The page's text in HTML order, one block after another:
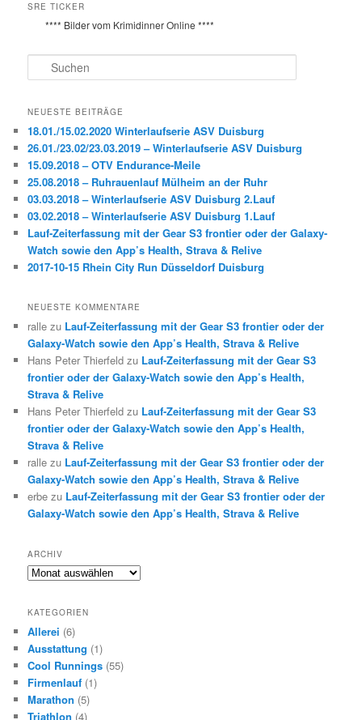
SRE TICKER
**** Bilder vom Krimidinner Online ****
u
h
n
NEUESTE BEITRÄGE
18.01./15.02.2020 Winterlaufserie ASV Duisburg
26.01./23.02/23.03.2019 – Winterlaufserie ASV Duisburg
15.09.2018 – OTV Endurance-Meile
25.08.2018 – Ruhrauenlauf Mülheim an der Ruhr
03.03.2018 – Winterlaufserie ASV Duisburg 2.Lauf
03.02.2018 – Winterlaufserie ASV Duisburg 1.Lauf
Lauf-Zeiterfassung mit der Gear S3 frontier oder der Galaxy-
Watch sowie den App’s Health, Strava & Relive
2017-10-15 Rhein City Run Düsseldorf Duisburg
NEUESTE KOMMENTARE
ralle zu Lauf-Zeiterfassung mit der Gear S3 frontier oder der
Galaxy-Watch sowie den App’s Health, Strava & Relive
Hans Peter Thierfeld zu Lauf-Zeiterfassung mit der Gear S3
frontier oder der Galaxy-Watch sowie den App’s Health,
Strava & Relive
Hans Peter Thierfeld zu Lauf-Zeiterfassung mit der Gear S3
frontier oder der Galaxy-Watch sowie den App’s Health,
Strava & Relive
ralle zu Lauf-Zeiterfassung mit der Gear S3 frontier oder der
Galaxy-Watch sowie den App’s Health, Strava & Relive
erbe zu Lauf-Zeiterfassung mit der Gear S3 frontier oder der
Galaxy-Watch sowie den App’s Health, Strava & Relive
ARCHIV
Archiv
KATEGORIEN
Allerei (6)
Ausstattung (1)
Cool Runnings (55)
Firmenlauf (1)
Marathon (5)
Triathlon (4)